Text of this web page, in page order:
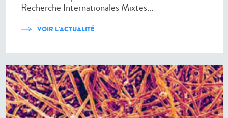
Recherche Internationales Mixtes...
VOIR L'ACTUALITÉ